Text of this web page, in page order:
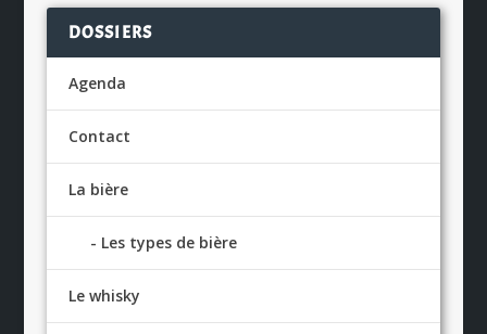
DOSSIERS
Agenda
Contact
La bière
Les types de bière
Le whisky